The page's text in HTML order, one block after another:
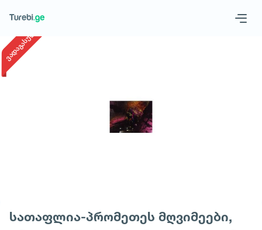
Request a tour
ვადაგასული
სათაფლია-პრომეთეს მღვიმეები,